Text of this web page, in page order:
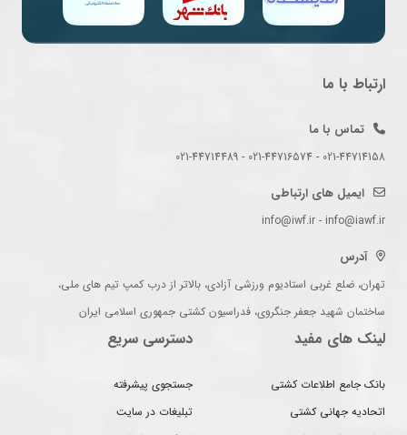
ارتباط با ما
تماس با ما
021-44714158 - 021-44716574 - 021-44714489
ایمیل های ارتباطی
info@iwf.ir - info@iawf.ir
آدرس
تهران، ضلع غربی استادیوم ورزشی آزادی، بالاتر از درب کمپ تیم های ملی،
ساختمان شهید جعفر جنگروی، فدراسیون کشتی جمهوری اسلامی ایران
لینک های مفید
بانک جامع اطلاعات کشتی
اتحادیه جهانی کشتی
دسترسی سریع
جستجوی پیشرفته
تبلیغات در سایت